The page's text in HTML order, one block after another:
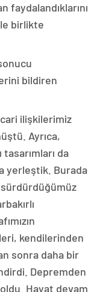
faydalandıklarını
birlikte
bildiren
ilişkilerimiz
Ayrıca,
tasarımları da
yerleştik. Burada
sürdürdüğümüz
kendilerinden
sonra daha bir
Depremden
oldu. Hayat devam